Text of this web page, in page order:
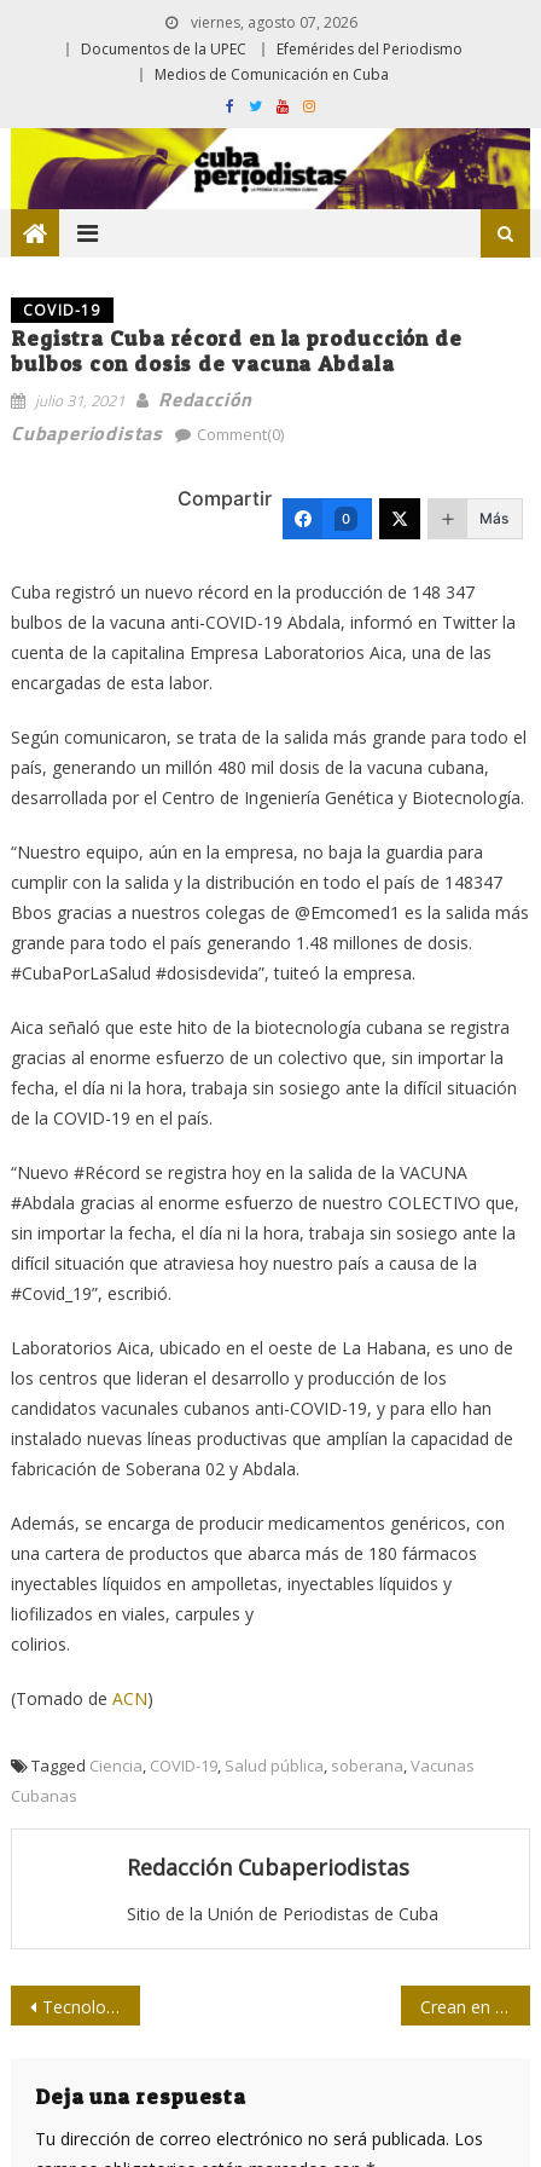
viernes, agosto 07, 2026
Documentos de la UPEC
Efemérides del Periodismo
Medios de Comunicación en Cuba
COVID-19
Registra Cuba récord en la producción de
bulbos con dosis de vacuna Abdala
julio 31, 2021
Redacción
Cubaperiodistas
Comment(0)
Compartir
0 Más
Cuba registró un nuevo récord en la producción de 148 347
bulbos de la vacuna anti-COVID-19 Abdala, informó en Twitter la
cuenta de la capitalina Empresa Laboratorios Aica, una de las
encargadas de esta labor.
Según comunicaron, se trata de la salida más grande para todo el
país, generando un millón 480 mil dosis de la vacuna cubana,
desarrollada por el Centro de Ingeniería Genética y Biotecnología.
“Nuestro equipo, aún en la empresa, no baja la guardia para
cumplir con la salida y la distribución en todo el país de 148347
Bbos gracias a nuestros colegas de @Emcomed1 es la salida más
grande para todo el país generando 1.48 millones de dosis.
#CubaPorLaSalud #dosisdevida”, tuiteó la empresa.
Aica señaló que este hito de la biotecnología cubana se registra
gracias al enorme esfuerzo de un colectivo que, sin importar la
fecha, el día ni la hora, trabaja sin sosiego ante la difícil situación
de la COVID-19 en el país.
“Nuevo #Récord se registra hoy en la salida de la VACUNA
#Abdala gracias al enorme esfuerzo de nuestro COLECTIVO que,
sin importar la fecha, el día ni la hora, trabaja sin sosiego ante la
difícil situación que atraviesa hoy nuestro país a causa de la
#Covid_19”, escribió.
Laboratorios Aica, ubicado en el oeste de La Habana, es uno de
los centros que lideran el desarrollo y producción de los
candidatos vacunales cubanos anti-COVID-19, y para ello han
instalado nuevas líneas productivas que amplían la capacidad de
fabricación de Soberana 02 y Abdala.
Además, se encarga de producir medicamentos genéricos, con
una cartera de productos que abarca más de 180 fármacos
inyectables líquidos en ampolletas, inyectables líquidos y
liofilizados en viales, carpules y
colirios.
(Tomado de ACN)
Tagged Ciencia, COVID-19, Salud pública, soberana,Vacunas
Cubanas
Redacción Cubaperiodistas
Sitio de la Unión de Periodistas de Cuba
Navegación
entradas
Tecnología, guerra híbrida y neo contrarrevolución Crean en Cuba servicio de orientación a distancia contra la COVID-19
Deja una respuesta
Tu dirección de correo electrónico no será publicada. Los